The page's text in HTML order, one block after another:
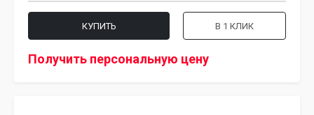
КУПИТЬ В 1 КЛИК
Получить персональную цену